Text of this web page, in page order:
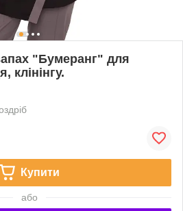
"Бумеранг" для
клінінгу.
Купити
або